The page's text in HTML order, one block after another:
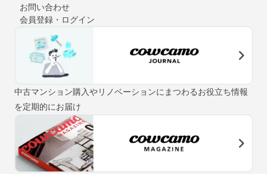
お問い合わせ
会員登録・ログイン
中古マンション購入やリノベーションにまつわるお役立ち情報
を定期的にお届け